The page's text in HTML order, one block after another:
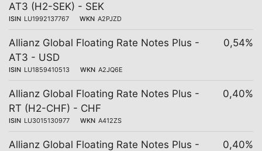
AT3 (H2-SEK) - SEK
ISIN LU1992137767 WKN A2PJZD
Allianz Global Floating Rate Notes Plus -
AT3 - USD
ISIN LU1859410513 WKN A2JQ6E
0,54%
Allianz Global Floating Rate Notes Plus -
RT (H2-CHF) - CHF
ISIN LU3015130977 WKN A412ZS
0,40%
Allianz Global Floating Rate Notes Plus -
0,40%